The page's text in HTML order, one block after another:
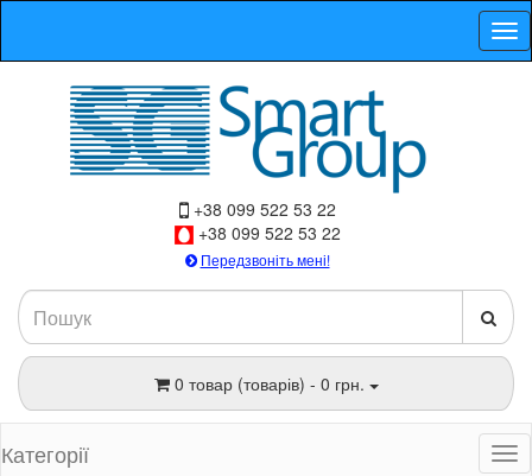
+38 099 522 53 22
+38 099 522 53 22
Передзвоніть мені!
0 товар (товарів) - 0 грн.
Категорії